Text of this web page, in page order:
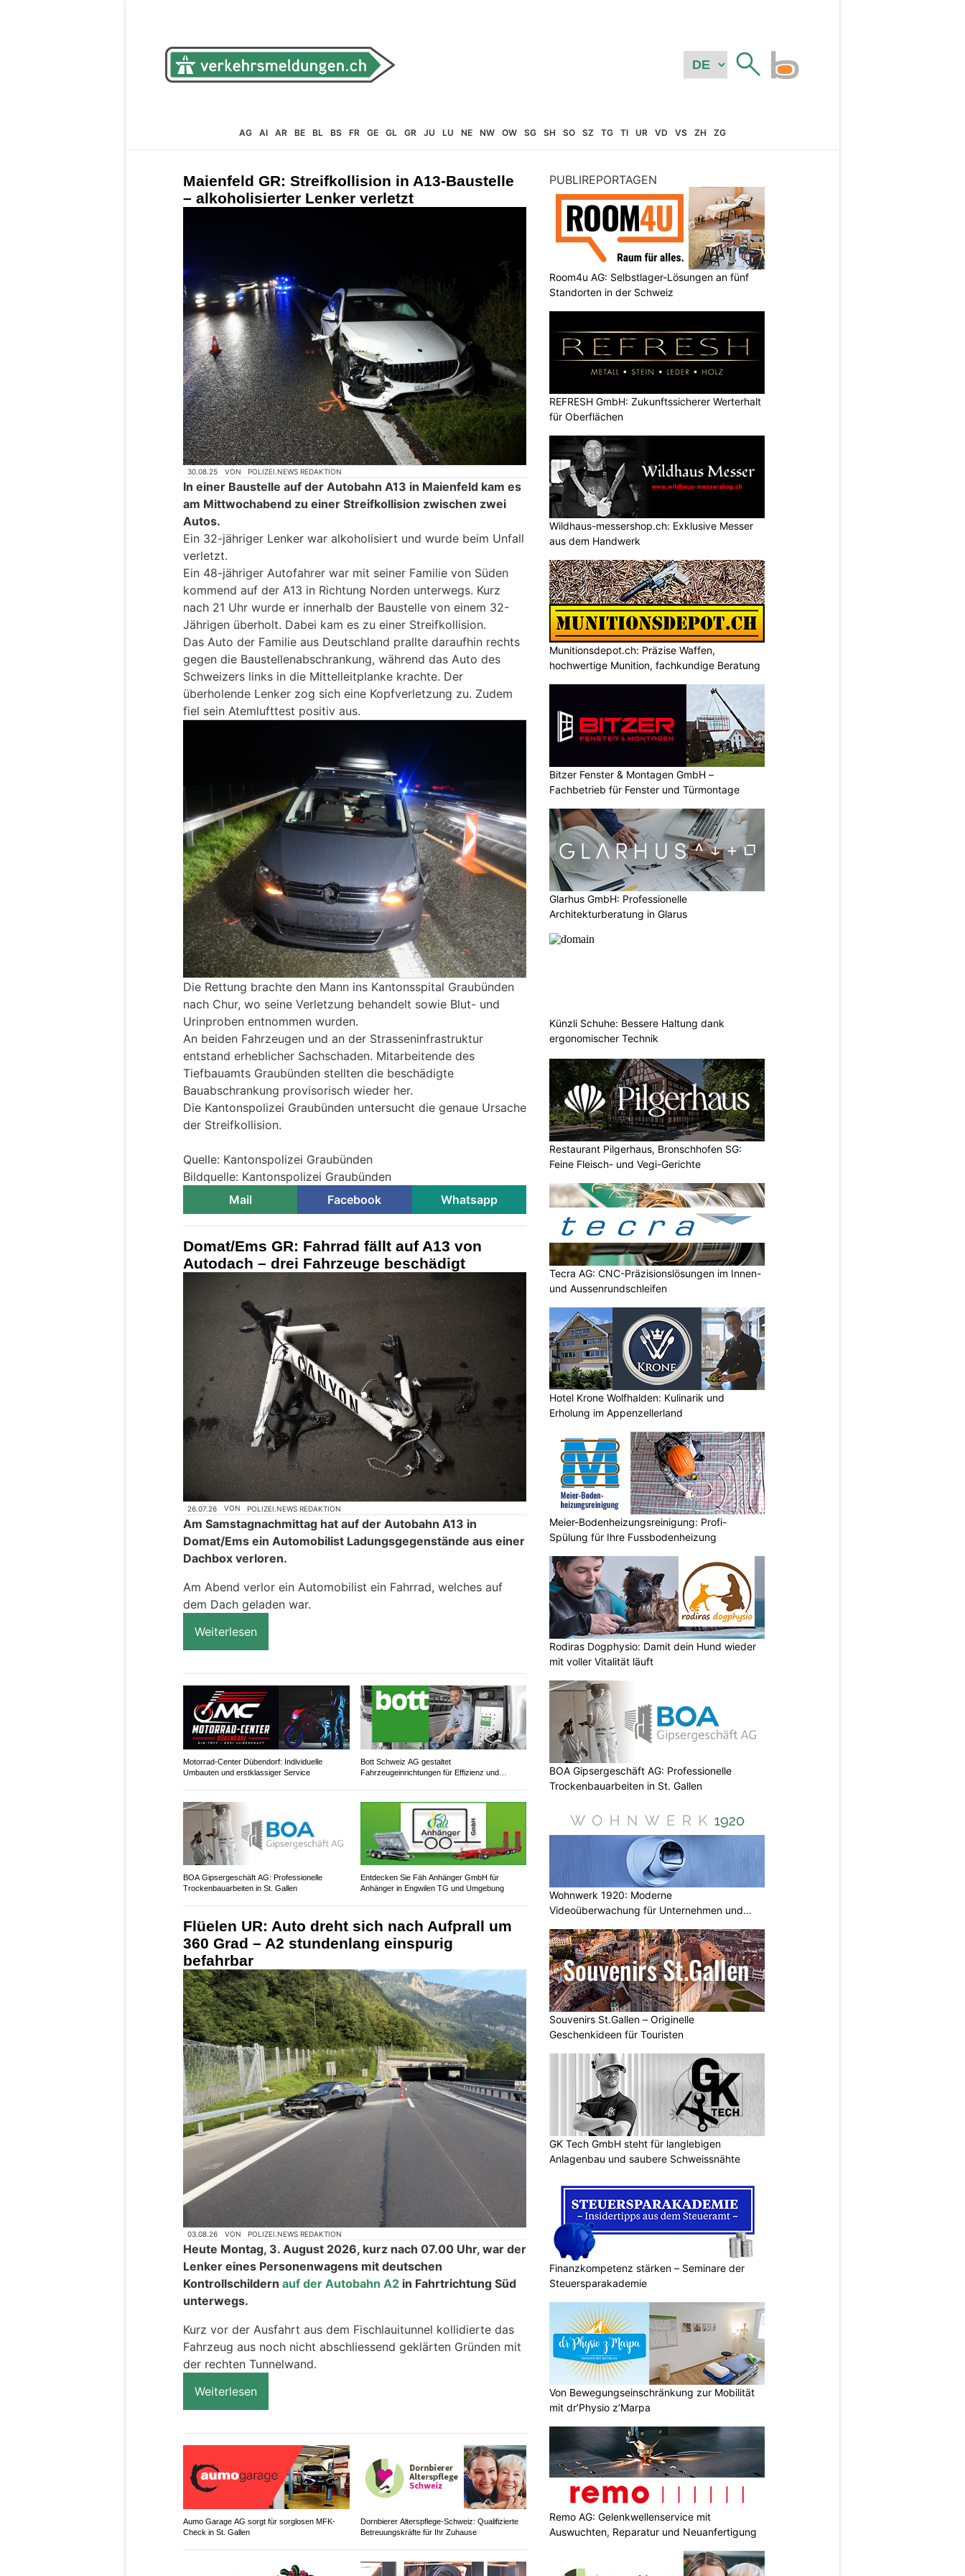
AG AI AR BE BL BS FR GE GL GR JU LU NE NW OW SG SH SO SZ TG TI UR VD VS ZH ZG
Maienfeld GR: Streifkollision in A13-Baustelle
– alkoholisierter Lenker verletzt
30.08.25 VON POLIZEI.NEWS REDAKTION
In einer Baustelle auf der Autobahn A13 in Maienfeld kam es
am Mittwochabend zu einer Streifkollision zwischen zwei
Autos.
Ein 32-jähriger Lenker war alkoholisiert und wurde beim Unfall
verletzt.
Ein 48-jähriger Autofahrer war mit seiner Familie von Süden
kommend auf der A13 in Richtung Norden unterwegs. Kurz
nach 21 Uhr wurde er innerhalb der Baustelle von einem 32-
Jährigen überholt. Dabei kam es zu einer Streifkollision.
Das Auto der Familie aus Deutschland prallte daraufhin rechts
gegen die Baustellenabschrankung, während das Auto des
Schweizers links in die Mittelleitplanke krachte. Der
überholende Lenker zog sich eine Kopfverletzung zu. Zudem
fiel sein Atemlufttest positiv aus.
Die Rettung brachte den Mann ins Kantonsspital Graubünden
nach Chur, wo seine Verletzung behandelt sowie Blut- und
Urinproben entnommen wurden.
An beiden Fahrzeugen und an der Strasseninfrastruktur
entstand erheblicher Sachschaden. Mitarbeitende des
Tiefbauamts Graubünden stellten die beschädigte
Bauabschrankung provisorisch wieder her.
Die Kantonspolizei Graubünden untersucht die genaue Ursache
der Streifkollision.
Quelle: Kantonspolizei Graubünden
Bildquelle: Kantonspolizei Graubünden
Mail
Facebook Whatsapp
Domat/Ems GR: Fahrrad fällt auf A13 von
Autodach – drei Fahrzeuge beschädigt
26.07.26 VON POLIZEI.NEWS REDAKTION
Am Samstagnachmittag hat auf der Autobahn A13 in
Domat/Ems ein Automobilist Ladungsgegenstände aus einer
Dachbox verloren.
Am Abend verlor ein Automobilist ein Fahrrad, welches auf
dem Dach geladen war.
Weiterlesen
Motorrad-Center Dübendorf: Individuelle
Umbauten und erstklassiger Service
Bott Schweiz AG gestaltet
Fahrzeugeinrichtungen für Effizienz und
BOA Gipsergeschäft AG: Professionelle
Trockenbauarbeiten in St. Gallen
Entdecken Sie Fäh Anhänger GmbH für
Anhänger in Engwilen TG und Umgebung
Flüelen UR: Auto dreht sich nach Aufprall um
360 Grad – A2 stundenlang einspurig
befahrbar
03.08.26 VON POLIZEI.NEWS REDAKTION
Heute Montag, 3. August 2026, kurz nach 07.00 Uhr, war der
Lenker eines Personenwagens mit deutschen
Kontrollschildern auf der Autobahn A2 in Fahrtrichtung Süd
unterwegs.
Kurz vor der Ausfahrt aus dem Fischlauitunnel kollidierte das
Fahrzeug aus noch nicht abschliessend geklärten Gründen mit
der rechten Tunnelwand.
Weiterlesen
Aumo Garage AG sorgt für sorglosen MFK-
Check in St. Gallen
Dornbierer Alterspflege-Schweiz: Qualifizierte
Betreuungskräfte für Ihr Zuhause
PUBLIREPORTAGEN
Room4u AG: Selbstlager-Lösungen an fünf
Standorten in der Schweiz
REFRESH GmbH: Zukunftssicherer Werterhalt
für Oberflächen
Wildhaus-messershop.ch: Exklusive Messer
aus dem Handwerk
Munitionsdepot.ch: Präzise Waffen,
hochwertige Munition, fachkundige Beratung
Bitzer Fenster & Montagen GmbH –
Fachbetrieb für Fenster und Türmontage
Glarhus GmbH: Professionelle
Architekturberatung in Glarus
Künzli Schuhe: Bessere Haltung dank
ergonomischer Technik
Restaurant Pilgerhaus, Bronschhofen SG:
Feine Fleisch- und Vegi-Gerichte
Tecra AG: CNC-Präzisionslösungen im Innen-
und Aussenrundschleifen
Hotel Krone Wolfhalden: Kulinarik und
Erholung im Appenzellerland
Meier-Bodenheizungsreinigung: Profi-
Spülung für Ihre Fussbodenheizung
Rodiras Dogphysio: Damit dein Hund wieder
mit voller Vitalität läuft
BOA Gipsergeschäft AG: Professionelle
Trockenbauarbeiten in St. Gallen
Wohnwerk 1920: Moderne
Videoüberwachung für Unternehmen und
Souvenirs St.Gallen – Originelle
Geschenkideen für Touristen
GK Tech GmbH steht für langlebigen
Anlagenbau und saubere Schweissnähte
Finanzkompetenz stärken – Seminare der
Steuersparakademie
Von Bewegungseinschränkung zur Mobilität
mit dr’Physio z’Marpa
Remo AG: Gelenkwellenservice mit
Auswuchten, Reparatur und Neuanfertigung